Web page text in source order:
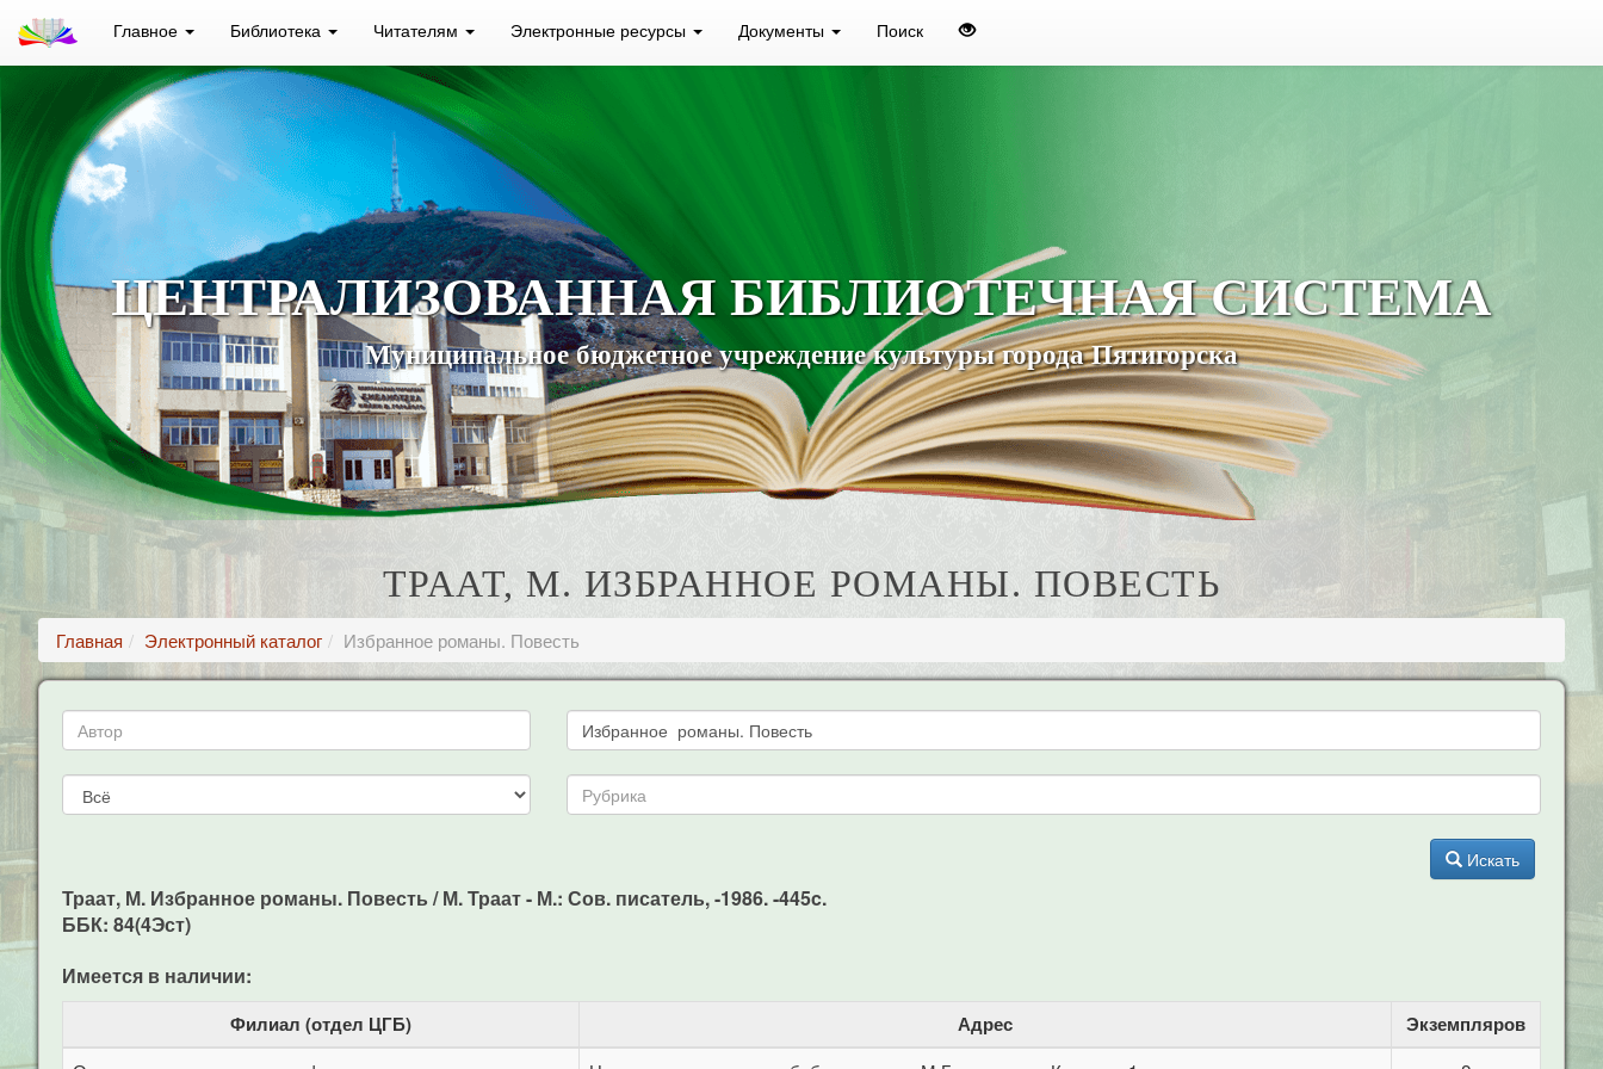
Главное Библиотека Читателям Электронные ресурсы Документы Поиск
ЦЕНТРАЛИЗОВАННАЯ БИБЛИОТЕЧНАЯ СИСТЕМА
Муниципальное бюджетное учреждение культуры города Пятигорска
ТРААТ, М. ИЗБРАННОЕ РОМАНЫ. ПОВЕСТЬ
Главная Электронный каталог Избранное романы. Повесть
Искать
Траат, М. Избранное романы. Повесть / М. Траат - М.: Сов. писатель, -1986. -445c.
ББК: 84(4Эст)
Имеется в наличии:
Филиал (отдел ЦГБ) Адрес Экземпляров